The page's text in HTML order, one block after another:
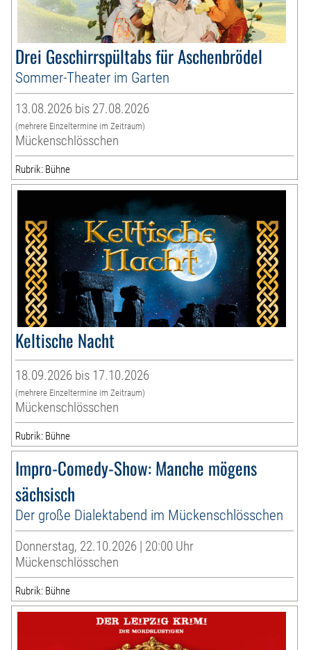
Drei Geschirrspültabs für Aschenbrödel
Sommer-Theater im Garten
13.08.2026 bis 27.08.2026
(mehrere Einzeltermine im Zeitraum)
Mückenschlösschen
Rubrik: Bühne
Keltische Nacht
18.09.2026 bis 17.10.2026
(mehrere Einzeltermine im Zeitraum)
Mückenschlösschen
Rubrik: Bühne
Impro-Comedy-Show: Manche mögens
sächsisch
Der große Dialektabend im Mückenschlösschen
Donnerstag, 22.10.2026 | 20:00 Uhr
Mückenschlösschen
Rubrik: Bühne